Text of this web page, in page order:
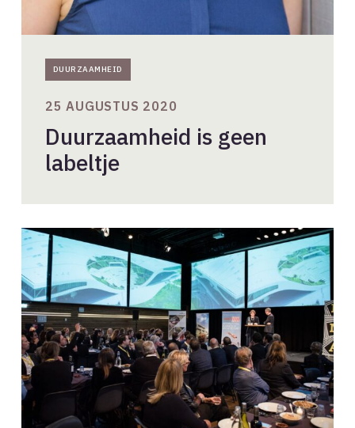
DUURZAAMHEID
Duurzaamheid is geen
labeltje
25 AUGUSTUS 2020
Save
the
date:
MakeHappen!
Inspiration
Night
February
6th